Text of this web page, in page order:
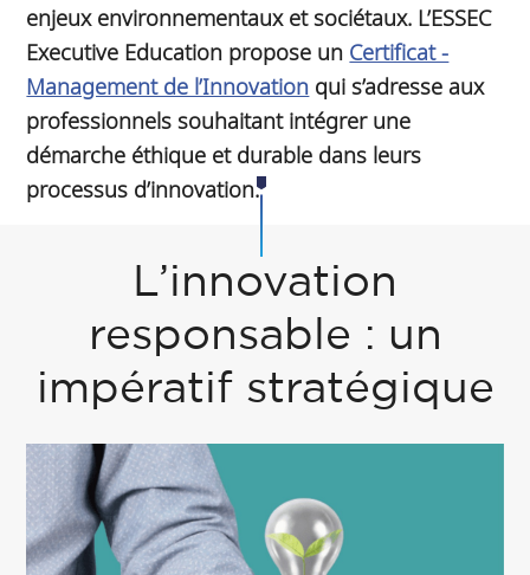
enjeux environnementaux et sociétaux. L’ESSEC
Executive Education propose un Certificat -
Management de l’Innovation qui s’adresse aux
professionnels souhaitant intégrer une
démarche éthique et durable dans leurs
processus d’innovation.
L’innovation
responsable : un
impératif stratégique